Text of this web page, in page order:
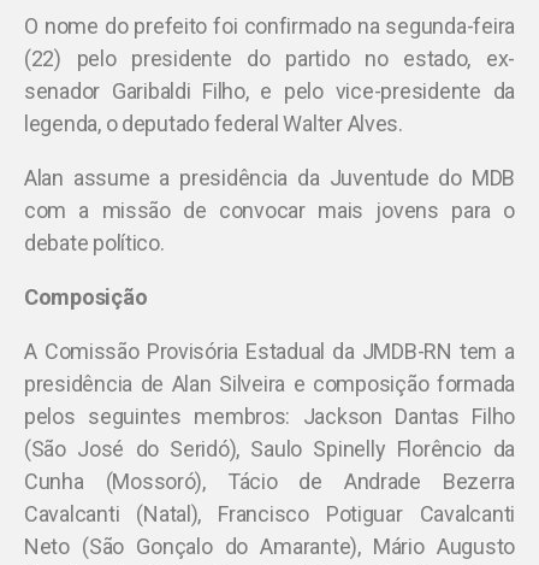
O nome do prefeito foi confirmado na segunda-feira
(22) pelo presidente do partido no estado, ex-
senador Garibaldi Filho, e pelo vice-presidente da
legenda, o deputado federal Walter Alves.
Alan assume a presidência da Juventude do MDB
com a missão de convocar mais jovens para o
debate político.
Composição
A Comissão Provisória Estadual da JMDB-RN tem a
presidência de Alan Silveira e composição formada
pelos seguintes membros: Jackson Dantas Filho
(São José do Seridó), Saulo Spinelly Florêncio da
Cunha (Mossoró), Tácio de Andrade Bezerra
Cavalcanti (Natal), Francisco Potiguar Cavalcanti
Neto (São Gonçalo do Amarante), Mário Augusto